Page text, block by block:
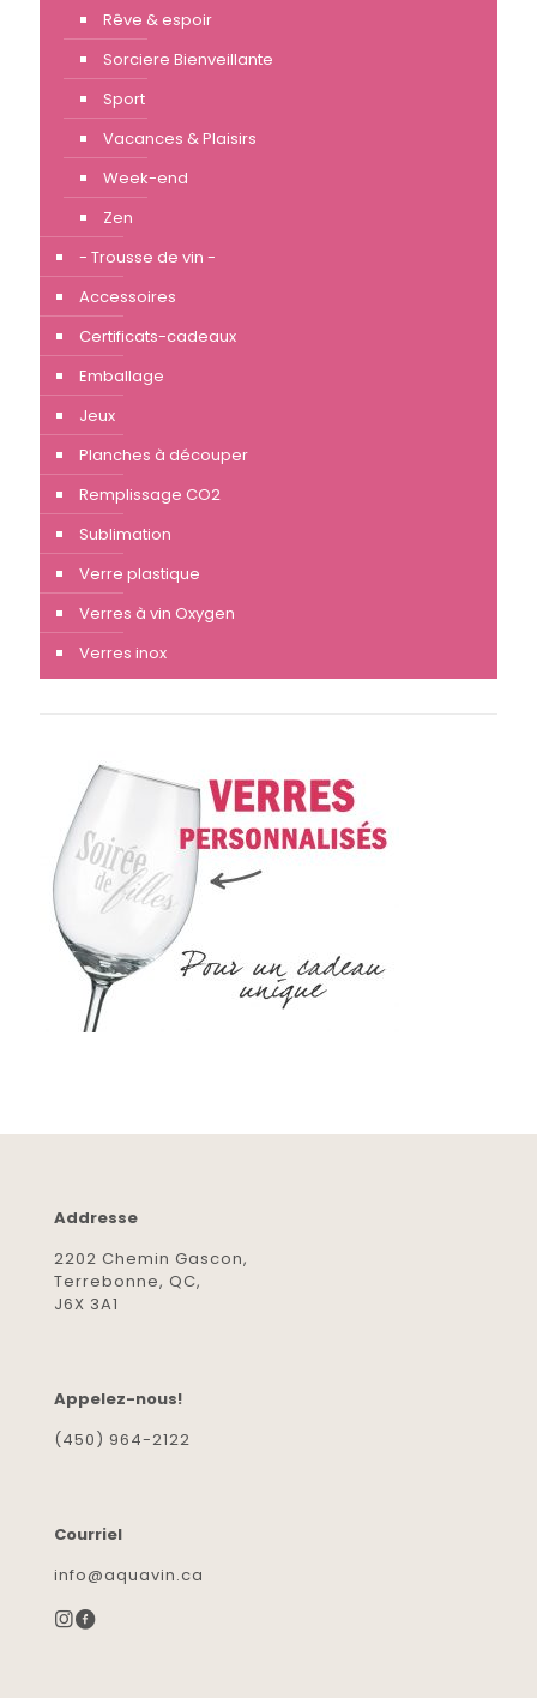
Rêve & espoir
Sorciere Bienveillante
Sport
Vacances & Plaisirs
Week-end
Zen
- Trousse de vin -
Accessoires
Certificats-cadeaux
Emballage
Jeux
Planches à découper
Remplissage CO2
Sublimation
Verre plastique
Verres à vin Oxygen
Verres inox
Addresse
2202 Chemin Gascon,
Terrebonne, QC,
J6X 3A1
Appelez-nous!
(450) 964-2122
Courriel
info@aquavin.ca